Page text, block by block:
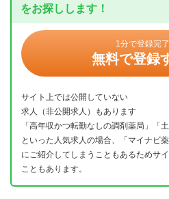
をお探しします！
1分で登録完了
無料で登録
サイト上では公開していない
求人（非公開求人）もあります
「高年収かつ転勤なしの調剤薬局」「
といった人気求人の場合、「マイナビ
にご紹介してしまうこともあるためサ
こともあります。